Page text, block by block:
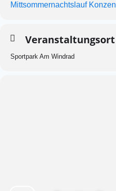
Mittsommernachtslauf Konzen
Veranstaltungsort
Sportpark Am Windrad